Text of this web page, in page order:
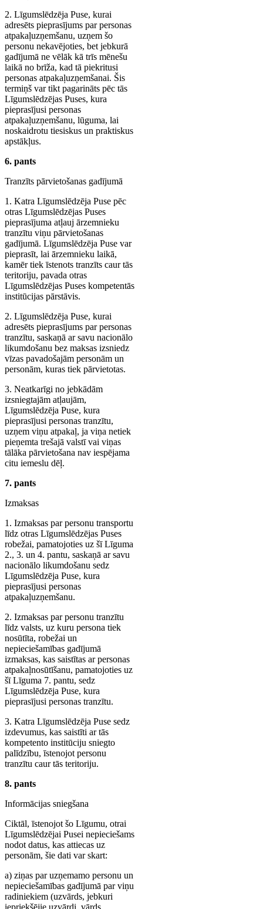
2. Līgumslēdzēja Puse, kurai
adresēts pieprasījums par personas
atpakaļuzņemšanu, uzņem šo
personu nekavējoties, bet jebkurā
gadījumā ne vēlāk kā trīs mēnešu
laikā no brīža, kad tā piekritusi
personas atpakaļuzņemšanai. Šis
termiņš var tikt pagarināts pēc tās
Līgumslēdzējas Puses, kura
pieprasījusi personas
atpakaļuzņemšanu, lūguma, lai
noskaidrotu tiesiskus un praktiskus
apstākļus.
6. pants
Tranzīts pārvietošanas gadījumā
1. Katra Līgumslēdzēja Puse pēc
otras Līgumslēdzējas Puses
pieprasījuma atļauj ārzemnieku
tranzītu viņu pārvietošanas
gadījumā. Līgumslēdzēja Puse var
pieprasīt, lai ārzemnieku laikā,
kamēr tiek īstenots tranzīts caur tās
teritoriju, pavada otras
Līgumslēdzējas Puses kompetentās
institūcijas pārstāvis.
2. Līgumslēdzēja Puse, kurai
adresēts pieprasījums par personas
tranzītu, saskaņā ar savu nacionālo
likumdošanu bez maksas izsniedz
vīzas pavadošajām personām un
personām, kuras tiek pārvietotas.
3. Neatkarīgi no jebkādām
izsniegtajām atļaujām,
Līgumslēdzēja Puse, kura
pieprasījusi personas tranzītu,
uzņem viņu atpakaļ, ja viņa netiek
pieņemta trešajā valstī vai viņas
tālāka pārvietošana nav iespējama
citu iemeslu dēļ.
7. pants
Izmaksas
1. Izmaksas par personu transportu
līdz otras Līgumslēdzējas Puses
robežai, pamatojoties uz šī Līguma
2., 3. un 4. pantu, saskaņā ar savu
nacionālo likumdošanu sedz
Līgumslēdzēja Puse, kura
pieprasījusi personas
atpakaļuzņemšanu.
2. Izmaksas par personu tranzītu
līdz valsts, uz kuru persona tiek
nosūtīta, robežai un
nepieciešamības gadījumā
izmaksas, kas saistītas ar personas
atpakaļnosūtīšanu, pamatojoties uz
šī Līguma 7. pantu, sedz
Līgumslēdzēja Puse, kura
pieprasījusi personas tranzītu.
3. Katra Līgumslēdzēja Puse sedz
izdevumus, kas saistīti ar tās
kompetento institūciju sniegto
palīdzību, īstenojot personu
tranzītu caur tās teritoriju.
8. pants
Informācijas sniegšana
Ciktāl, īstenojot šo Līgumu, otrai
Līgumslēdzējai Pusei nepieciešams
nodot datus, kas attiecas uz
personām, šie dati var skart:
a) ziņas par uzņemamo personu un
nepieciešamības gadījumā par viņu
radiniekiem (uzvārds, jebkuri
iepriekšējie uzvārdi, vārds,